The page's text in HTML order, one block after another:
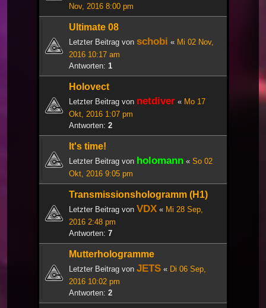
Nov, 2016 8:00 pm
Ultimate 08
Letzter Beitrag von schobi « Mi 02 Nov,
2016 10:17 am
Antworten: 1
Holovect
Letzter Beitrag von netdiver « Mo 17
Okt, 2016 1:07 pm
Antworten: 2
It's time!
Letzter Beitrag von holomann « So 02
Okt, 2016 9:05 pm
Transmissionshologramm (H1)
Letzter Beitrag von VDX « Mi 28 Sep,
2016 2:48 pm
Antworten: 7
Mutterhologramme
Letzter Beitrag von JETS « Di 06 Sep,
2016 10:02 pm
Antworten: 2